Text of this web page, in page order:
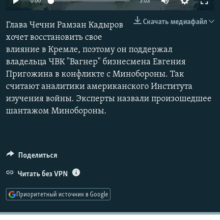
РАСПИСАНИЕ ВЕЩАНИЯ
ПОДПИШИТЕСЬ НА РАССЫЛКУ
СОЦИАЛЬНЫЕ СЕТИ
Auto
480p
1080p
Скачать медиафайл
Глава Чечни Рамзан Кадыров
хочет восстановить свое
влияние в Кремле, поэтому он поддержал
владельца ЧВК "Вагнер" бизнесмена Евгения
Пригожина в конфликте с Минобороны. Так
считают аналитики американского Института
изучения войны. Эксперты назвали произошедшее
шантажом Минобороны.
Поделиться
Читать без VPN
Приоритетный источник в Google